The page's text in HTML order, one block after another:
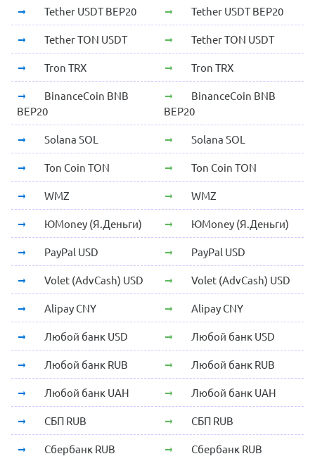
Tether USDT BEP20 Tether USDT BEP20
Tether TON USDT Tether TON USDT
Tron TRX Tron TRX
BinanceCoin BNB
BEP20
BinanceCoin BNB
BEP20
Solana SOL Solana SOL
Ton Coin TON Ton Coin TON
WMZ WMZ
ЮMoney (Я.Деньги) ЮMoney (Я.Деньги)
PayPal USD PayPal USD
Volet (AdvCash) USD Volet (AdvCash) USD
Alipay CNY Alipay CNY
Любой банк USD Любой банк USD
Любой банк RUB Любой банк RUB
Любой банк UAH Любой банк UAH
СБП RUB СБП RUB
Сбербанк RUB Сбербанк RUB